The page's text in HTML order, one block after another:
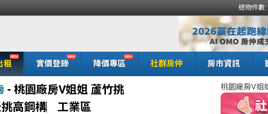
總物件數:
租 實價登錄 降價專區 社群房仲 房市資訊
- 桃園廠房V姐姐 蘆竹挑
高鋼構︳工業區
桃園廠房V姐